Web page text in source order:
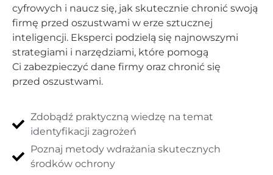
cyfrowych i naucz się, jak skutecznie chronić swoją
firmę przed oszustwami w erze sztucznej
inteligencji. Eksperci podzielą się najnowszymi
strategiami i narzędziami, które pomogą
Ci zabezpieczyć dane firmy oraz chronić się
przed oszustwami.
Zdobądź praktyczną wiedzę na temat
identyfikacji zagrożeń
Poznaj metody wdrażania skutecznych
środków ochrony